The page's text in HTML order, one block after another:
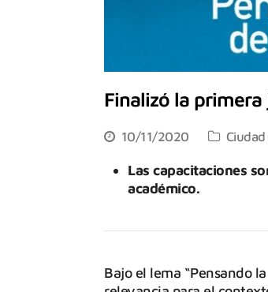
Finalizó la primera
10/11/2020
Las capacitaciones
académico.
Bajo el lema “Pensando